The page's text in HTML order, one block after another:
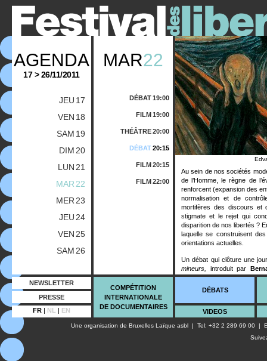
AGENDA
17 > 26/11/2011
JEU 17
VEN 18
SAM 19
DIM 20
LUN 21
MAR 22
MER 23
JEU 24
VEN 25
SAM 26
MAR22
DÉBAT19:00
FILM19:00
THÉÂTRE20:00
DÉBAT20:15
FILM20:15
FILM22:00
Au sein de nos sociétés
de l’Homme, le règne de
renforcent (expansion des
normalisation et de
mortifères des discours et
stigmate et le rejet qui
disparition de nos libertés ?
laquelle se construisent
orientations actuelles.
Un débat qui clôture une
mineurs, introduit par
l’enfant).
Michaël Foessel
sécuritaire, 2010),Michel
(auteur deLa guillotine
Observateur)etDan
(Chargé
NEWSLETTER
PRESSE
FR | NL | EN
COMPÉTITION
INTERNATIONALE
DE DOCUMENTAIRES
DÉBATS
VIDEOS
Une organisation de Bruxelles Laïque asbl| Tel: +32 2 289 69 00 |